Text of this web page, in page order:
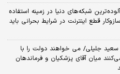
شبکه‌های دنیا در زمینه استفاده
قطع اینترنت در شرایط بحرانی باید
سعید جلیلی/ می خواهند دولت را با
میان آقای پزشکیان و فرماندهان